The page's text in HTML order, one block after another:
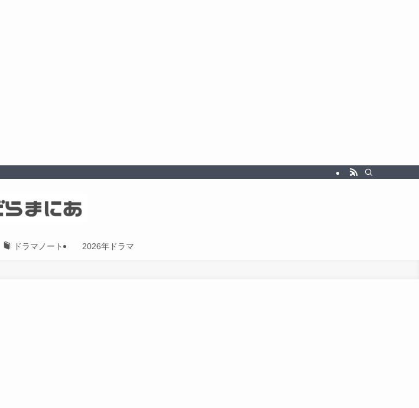
ドラマノート 2026年ドラマ